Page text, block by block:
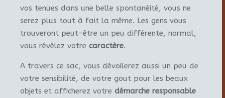
vos tenues dans une belle spontanéité, vous ne
serez plus tout à fait la même. Les gens vous
trouveront peut-être un peu différente, normal,
vous révélez votre caractère.
A travers ce sac, vous dévoilerez aussi un peu de
votre sensibilité, de votre gout pour les beaux
objets et afficherez votre démarche responsable